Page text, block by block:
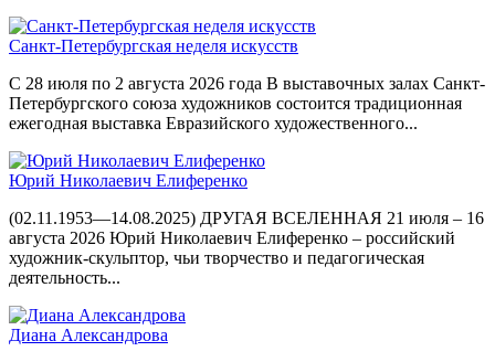
Санкт-Петербургская неделя искусств
С 28 июля по 2 августа 2026 года В выставочных залах Санкт-
Петербургского союза художников состоится традиционная
ежегодная выставка Евразийского художественного...
Юрий Николаевич Елиференко
(02.11.1953—14.08.2025) ДРУГАЯ ВСЕЛЕННАЯ 21 июля – 16
августа 2026 Юрий Николаевич Елиференко – российский
художник-скульптор, чьи творчество и педагогическая
деятельность...
Диана Александрова